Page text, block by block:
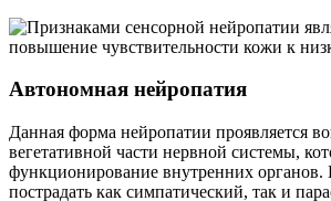
Автономная нейропатия
Данная форма нейропатии проявляется
вегетативной части нервной системы,
функционирование внутренних органов.
пострадать как симпатический, так и